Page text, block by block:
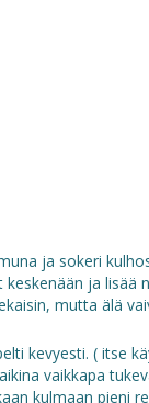
ja sokeri
keskenään ja lisää
mutta älä
kevyesti. ( itse
vaikkapa
kulmaan pieni